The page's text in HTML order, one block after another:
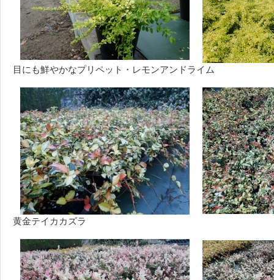
目にも鮮やかなプリペット・レモンアンドライム
黄金テイカカズラ